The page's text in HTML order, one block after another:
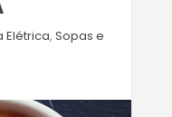
Elétrica,Sopas e